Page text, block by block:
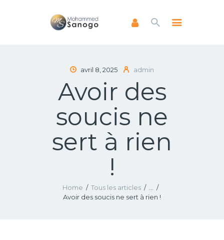
avril 8, 2025 admin
Avoir des
soucis ne
sert à rien
!
Home Tous les articles
Avoir des soucis ne sert à rien !
ACCUEIL
A PROPOS
LIVRES
NEWSLETTERS
ENSEIGNEMENTS
FAIRE UN DON